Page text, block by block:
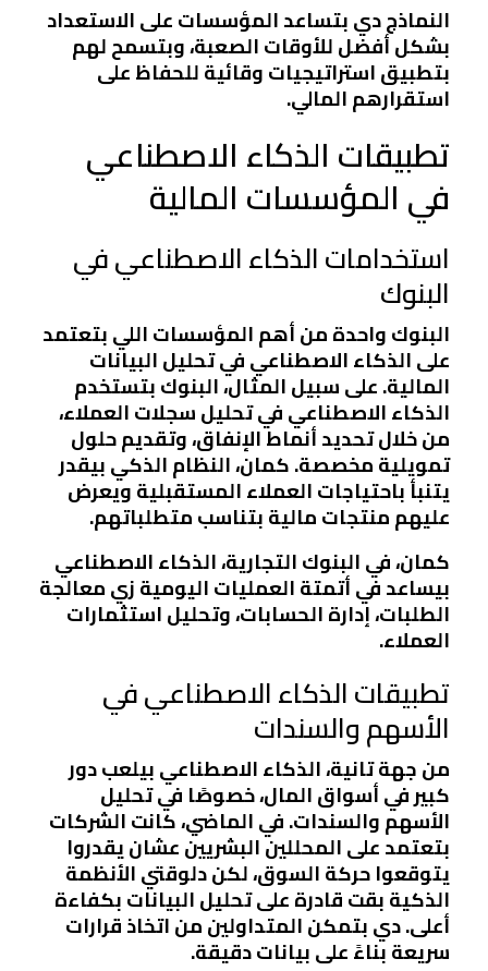
النماذج دي بتساعد المؤسسات على الاستعداد
بشكل أفضل للأوقات الصعبة، وبتسمح لهم
بتطبيق استراتيجيات وقائية للحفاظ على
استقرارهم المالي.
تطبيقات الذكاء الاصطناعي
في المؤسسات المالية
استخدامات الذكاء الاصطناعي في
البنوك
البنوك واحدة من أهم المؤسسات اللي بتعتمد
على الذكاء الاصطناعي في تحليل البيانات
المالية. على سبيل المثال، البنوك بتستخدم
الذكاء الاصطناعي في تحليل سجلات العملاء،
من خلال تحديد أنماط الإنفاق، وتقديم حلول
تمويلية مخصصة. كمان، النظام الذكي بيقدر
يتنبأ باحتياجات العملاء المستقبلية ويعرض
عليهم منتجات مالية بتناسب متطلباتهم.
كمان، في البنوك التجارية، الذكاء الاصطناعي
بيساعد في أتمتة العمليات اليومية زي معالجة
الطلبات، إدارة الحسابات، وتحليل استثمارات
العملاء.
تطبيقات الذكاء الاصطناعي في
الأسهم والسندات
من جهة تانية، الذكاء الاصطناعي بيلعب دور
كبير في أسواق المال، خصوصًا في تحليل
الأسهم والسندات. في الماضي، كانت الشركات
بتعتمد على المحللين البشريين عشان يقدروا
يتوقعوا حركة السوق، لكن دلوقتي الأنظمة
الذكية بقت قادرة على تحليل البيانات بكفاءة
أعلى. دي بتمكن المتداولين من اتخاذ قرارات
سريعة بناءً على بيانات دقيقة.